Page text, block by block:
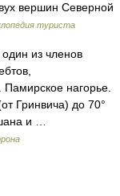
вершин Северной
туриста
из членов
нагорье.
Гринвича) до 70°
и …